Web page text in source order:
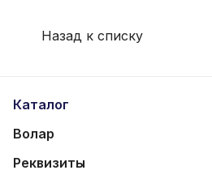
Назад к списку
Каталог
Волар
Реквизиты